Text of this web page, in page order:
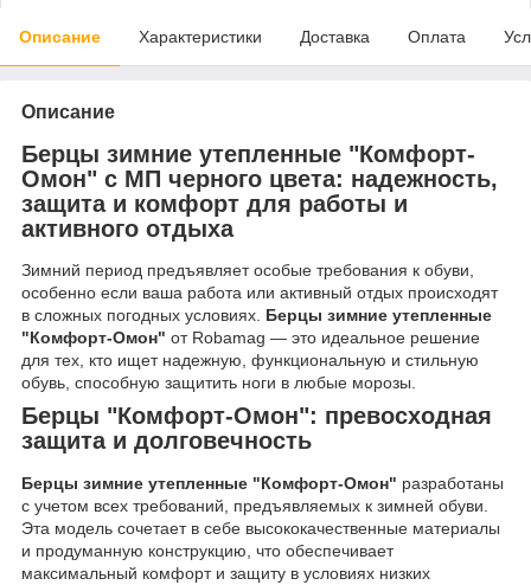
Описание Характеристики Доставка Оплата
Описание
Берцы зимние утепленные "Комфорт-
Омон" с МП черного цвета: надежность,
защита и комфорт для работы и
активного отдыха
Зимний период предъявляет особые требования к обуви,
особенно если ваша работа или активный отдых происходят
в сложных погодных условиях. Берцы зимние утепленные
"Комфорт-Омон" от Robamag — это идеальное решение
для тех, кто ищет надежную, функциональную и стильную
обувь, способную защитить ноги в любые морозы.
Берцы "Комфорт-Омон": превосходная
защита и долговечность
Берцы зимние утепленные "Комфорт-Омон" разработаны
с учетом всех требований, предъявляемых к зимней обуви.
Эта модель сочетает в себе высококачественные материалы
и продуманную конструкцию, что обеспечивает
максимальный комфорт и защиту в условиях низких